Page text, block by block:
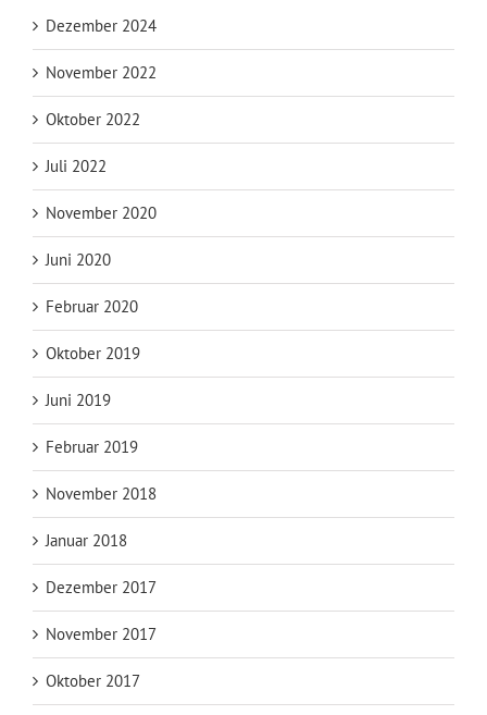
Dezember 2024
November 2022
Oktober 2022
Juli 2022
November 2020
Juni 2020
Februar 2020
Oktober 2019
Juni 2019
Februar 2019
November 2018
Januar 2018
Dezember 2017
November 2017
Oktober 2017